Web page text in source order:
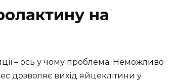
на
– ось у чому проблема. Неможливо
дозволяє вихід яйцеклітини у